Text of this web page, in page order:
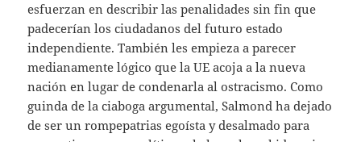
esfuerzan en describir las penalidades sin fin que
padecerían los ciudadanos del futuro estado
independiente. También les empieza a parecer
medianamente lógico que la UE acoja a la nueva
nación en lugar de condenarla al ostracismo. Como
guinda de la ciaboga argumental, Salmond ha dejado
de ser un rompepatrias egoísta y desalmado para